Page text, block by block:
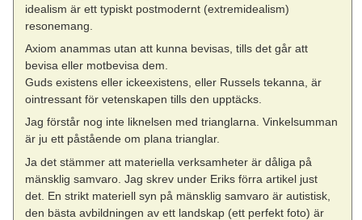
idealism är ett typiskt postmodernt (extremidealism)
resonemang.
Axiom anammas utan att kunna bevisas, tills det går att
bevisa eller motbevisa dem.
Guds existens eller ickeexistens, eller Russels tekanna, är
ointressant för vetenskapen tills den upptäcks.
Jag förstår nog inte liknelsen med trianglarna. Vinkelsumman
är ju ett påstående om plana trianglar.
Ja det stämmer att materiella verksamheter är dåliga på
mänsklig samvaro. Jag skrev under Eriks förra artikel just
det. En strikt materiell syn på mänsklig samvaro är autistisk,
den bästa avbildningen av ett landskap (ett perfekt foto) är